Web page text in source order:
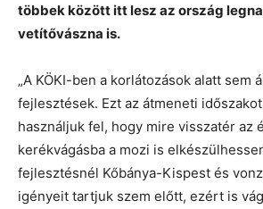
többek között itt lesz az ország
vetítővászna is.
„A KÖKI-ben a korlátozások alatt sem
fejlesztések. Ezt az átmeneti
használjuk fel, hogy mire visszatér az
kerékvágásba a mozi is
fejlesztésnél Kőbánya-Kispest és
igényeit tartjuk szem előtt, ezért is